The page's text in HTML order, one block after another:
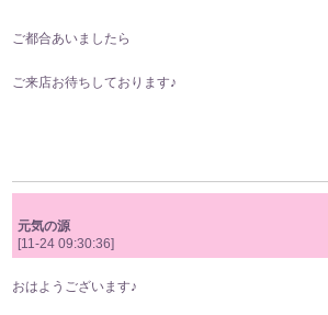
ご都合あいましたら
ご来店お待ちしております♪
元気の源
[11-24 09:30:36]
おはようございます♪